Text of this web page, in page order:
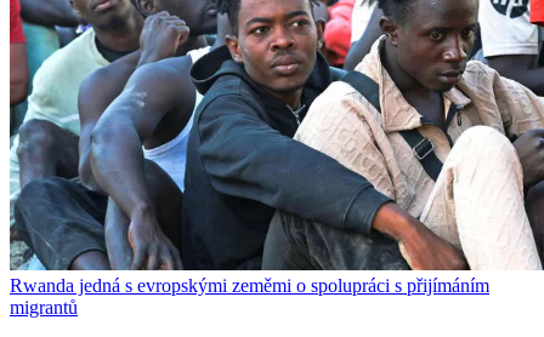
Rwanda jedná s evropskými zeměmi o spolupráci s přijímáním
migrantů